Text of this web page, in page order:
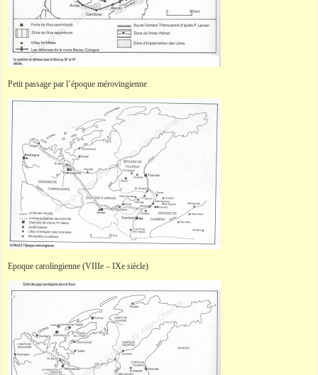
Petit passage par l’époque mérovingienne
Epoque carolingienne (VIIIe – IXe siècle)